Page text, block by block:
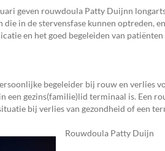
geven rouwdoula Patty Duijnn
die in de stervensfase kunnen optreden,
en het goed begeleiden van
begeleider bij rouw en verlies
een gezins(familie)lid terminaal is. Een
bij verlies van gezondheid of een
Rouwdoula Patty Duijn